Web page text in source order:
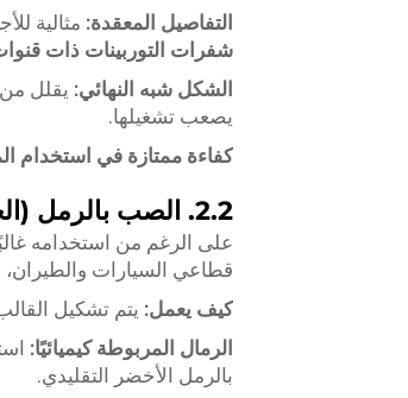
التفاصيل المعقدة: مثالية
شفرات التوربينات ذات
الشكل شبه النهائي: يقلل من
يصعب تشغيلها.
كفاءة ممتازة في استخدام
2.2. الصب بالرمل (الخيار الأمثل من حيث الحجم والتنوع)
على الرغم من استخدامه
قطاعي السيارات والطيران،
كيف يعمل: يتم تشكيل
الرمال المربوطة كيميائيًا:
بالرمل الأخضر التقليدي.